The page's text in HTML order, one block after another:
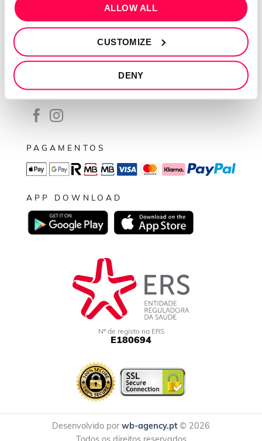
ALLOW ALL
CUSTOMIZE
DENY
Política de privacidade
Termos e condições
Resolução de conflitos
Livro de reclamações
SEGUE-NOS
PAGAMENTOS
APP DOWNLOAD
Nº de registo na ERS
E180694
Desenvolvido por wb-agency.pt© 2026